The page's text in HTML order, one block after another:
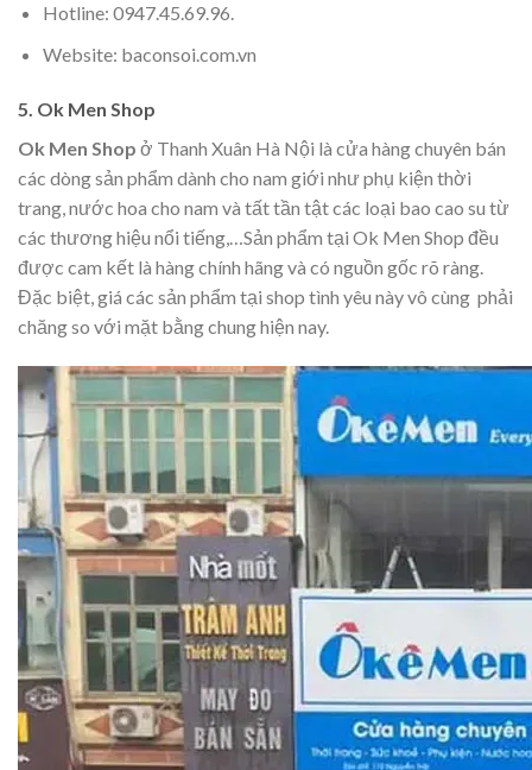
Hotline: 0947.45.69.96.
Website: baconsoi.com.vn
5. Ok Men Shop
Ok Men Shop ở Thanh Xuân Hà Nội là cửa hàng chuyên bán
các dòng sản phẩm dành cho nam giới như phụ kiện thời
trang, nước hoa cho nam và tất tần tật các loại bao cao su từ
các thương hiệu nổi tiếng,…Sản phẩm tại Ok Men Shop đều
được cam kết là hàng chính hãng và có nguồn gốc rõ ràng.
Đặc biệt, giá các sản phẩm tại shop tình yêu này vô cùng phải
chăng so với mặt bằng chung hiện nay.